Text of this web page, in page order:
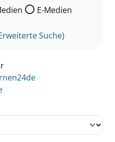
nach der Sie suchen wollen.
E-Medien
Suche)